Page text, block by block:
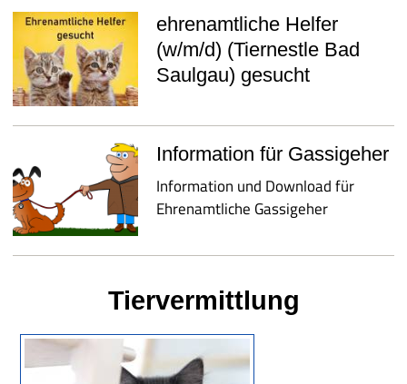
Ansprechpartner
Kontakt, Downloads
Unsere Sponsoren/Partner
ehrenamtliche Helfer
(w/m/d) (Tiernestle Bad
Saulgau) gesucht
Information für Gassigeher
Information und Download für
Ehrenamtliche Gassigeher
Tiervermittlung